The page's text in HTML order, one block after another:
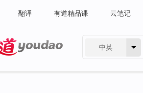
翻译 有道精品课 云笔记
中英